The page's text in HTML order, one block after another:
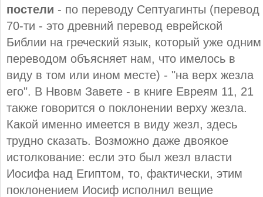
постели - по переводу Септуагинты (перевод
70-ти - это древний перевод еврейской
Библии на греческий язык, который уже одним
переводом объясняет нам, что имелось в
виду в том или ином месте) - "на верх жезла
его". В Нвовм Завете - в книге Евреям 11, 21
также говорится о поклонении верху жезла.
Какой именно имеется в виду жезл, здесь
трудно сказать. Возможно даже двоякое
истолкование: если это был жезл власти
Иосифа над Египтом, то, фактически, этим
поклонением Иосиф исполнил вещие